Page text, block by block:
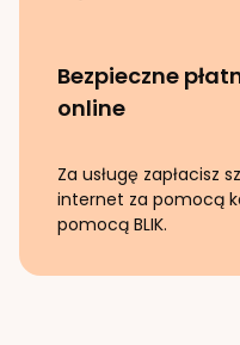
Bezpieczne
online
Za usługę zapłacisz
internet za pomocą
pomocą BLIK.